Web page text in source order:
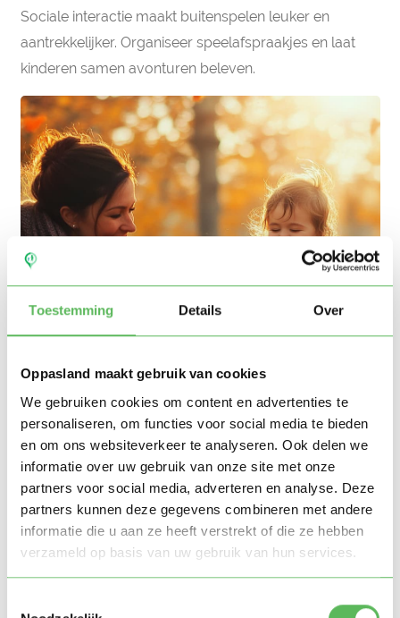
Toestemming Details Over
Oppasland maakt gebruik van cookies
We gebruiken cookies om content en advertenties te
personaliseren, om functies voor social media te bieden
en om ons websiteverkeer te analyseren. Ook delen we
informatie over uw gebruik van onze site met onze
partners voor social media, adverteren en analyse. Deze
partners kunnen deze gegevens combineren met andere
informatie die u aan ze heeft verstrekt of die ze hebben
verzameld op basis van uw gebruik van hun services.
Sociale interactie maakt buitenspelen leuker en
aantrekkelijker. Organiseer speelafspraakjes en laat
kinderen samen avonturen beleven.
Leuke buitenspeelactiviteiten per
leeftijdsgroep
Hieronder een overzicht van activiteiten die aansluiten
bij de leeftijd en ontwikkelingsfase van je kind:
✅ Met een loopfiets rondrijden